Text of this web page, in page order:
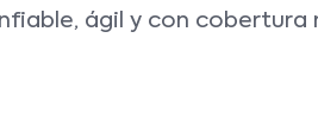
ágil y con cobertura